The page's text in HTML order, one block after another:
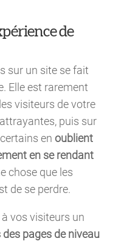
de
sur un site se fait
Elle est rarement
visiteurs de votre
puis sur
enoublient
en se rendant
chose que les
de se perdre.
à vos visiteurs un
pages de niveau